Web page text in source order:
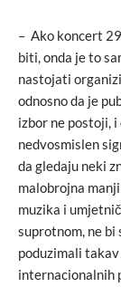
– Ako koncert
biti, onda je to
nastojati
odnosno da je
izbor ne postoji,
nedvosmislen
da gledaju neki
malobrojna
muzika i
suprotnom, ne
poduzimali
internacionalnih